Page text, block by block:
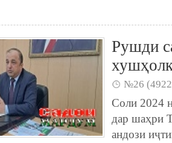
Рушди
№26
Соли 2024
дар шаҳри
андози